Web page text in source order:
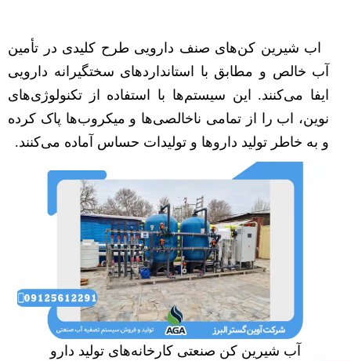
اب شیرین کن‌های صنف دارویی طرح کلیدی در تأمین
آب خالص و مطابق با استانداردهای سختگیرانه دارویی
ایفا می‌کنند. این سیستم‌ها با استفاده از تکنولوژی‌های
نوین، اب را از تمامی ناخالصی‌ها و میکروب‌ها پاک کرده
و به خاطر تولید داروها و تولیدات حساس آماده می‌کنند.
آب شیرین کن صنعتی کارخانه‌های تولید دارو